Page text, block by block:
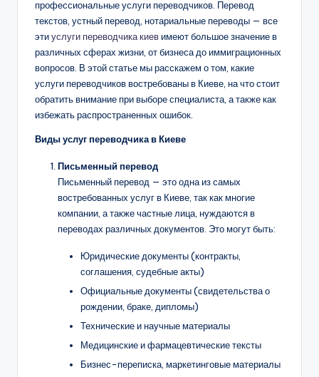
профессиональные услуги переводчиков. Перевод
текстов, устный перевод, нотариальные переводы — все
этиуслуги переводчика киевимеют большое значение в
различных сферах жизни, от бизнеса до иммиграционных
вопросов. В этой статье мы расскажем о том, какие
услуги переводчиков востребованы в Киеве, на что стоит
обратить внимание при выборе специалиста, а также как
избежать распространенных ошибок.
Виды услуг переводчика в Киеве
Письменный перевод
Письменный перевод — это одна из самых
востребованных услуг в Киеве, так как многие
компании, а также частные лица, нуждаются в
переводах различных документов. Это могут быть:
Юридические документы (контракты,
соглашения, судебные акты)
Официальные документы (свидетельства о
рождении, браке, дипломы)
Технические и научные материалы
Медицинские и фармацевтические тексты
Бизнес-переписка, маркетинговые материалы